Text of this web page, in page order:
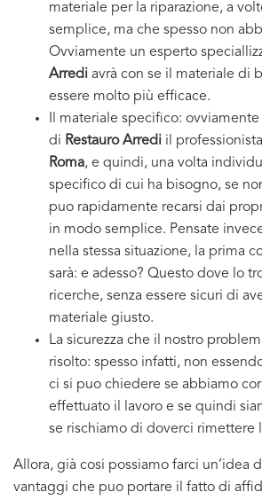
materiale per la riparazione, a
semplice, ma che spesso non
Ovviamente un esperto
Arredi avrà con se il materiale di
essere molto più efficace.
Il materiale specifico:
di Restauro Arredi il
Roma, e quindi, una volta
specifico di cui ha bisogno, se
puo rapidamente recarsi dai
in modo semplice. Pensate
nella stessa situazione, la prima
sarà: e adesso? Questo dove lo
ricerche, senza essere sicuri di
materiale giusto.
La sicurezza che il nostro
risolto: spesso infatti, non
ci si puo chiedere se abbiamo
effettuato il lavoro e se quindi
se rischiamo di doverci rimettere
Allora, già cosi possiamo farci un’idea
vantaggi che puo portare il fatto di